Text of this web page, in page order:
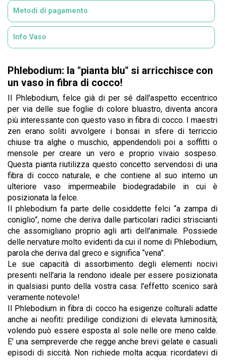
Metodi di pagamento
Info Vaso
Phlebodium: la "pianta blu" si arricchisce con
un vaso in fibra di cocco!
Il Phlebodium, felce già di per sé dall'aspetto eccentrico
per via delle sue foglie di colore bluastro, diventa ancora
più interessante con questo vaso in fibra di cocco. I maestri
zen erano soliti avvolgere i bonsai in sfere di terriccio
chiuse tra alghe o muschio, appendendoli poi a soffitti o
mensole per creare un vero e proprio vivaio sospeso.
Questa pianta riutilizza questo concetto servendosi di una
fibra di cocco naturale, e che contiene al suo interno un
ulteriore vaso impermeabile biodegradabile in cui è
posizionata la felce.
Il phlebodium fa parte delle cosiddette felci “a zampa di
coniglio”, nome che deriva dalle particolari radici striscianti
che assomigliano proprio agli arti dell'animale. Possiede
delle nervature molto evidenti da cui il nome di Phlebodium,
parola che deriva dal greco e significa “vena”.
Le sue capacità di assorbimento degli elementi nocivi
presenti nell'aria la rendono ideale per essere posizionata
in qualsiasi punto della vostra casa: l'effetto scenico sarà
veramente notevole!
Il Phlebodium in fibra di cocco ha esigenze colturali adatte
anche ai neofiti: predilige condizioni di elevata luminosità;
volendo può essere esposta al sole nelle ore meno calde.
E' una sempreverde che regge anche brevi gelate e casuali
episodi di siccità. Non richiede molta acqua: ricordatevi di